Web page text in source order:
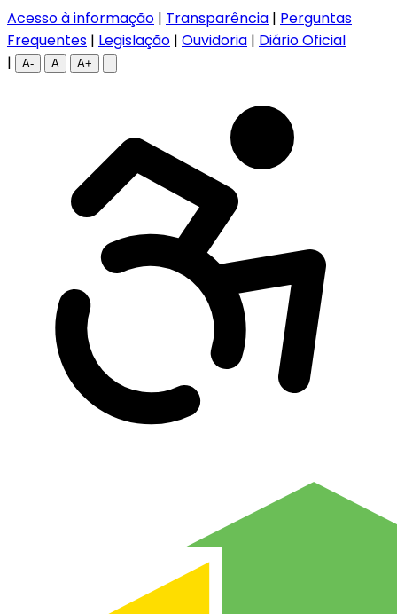
Acesso à informação | Transparência | Perguntas
Frequentes | Legislação | Ouvidoria | Diário Oficial
|
A- A A+